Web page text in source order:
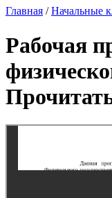
Главная /Начальные
Рабочая